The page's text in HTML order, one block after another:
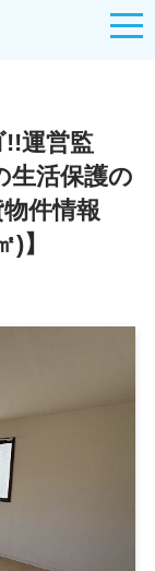
運営監
生活保護の
件情報
】